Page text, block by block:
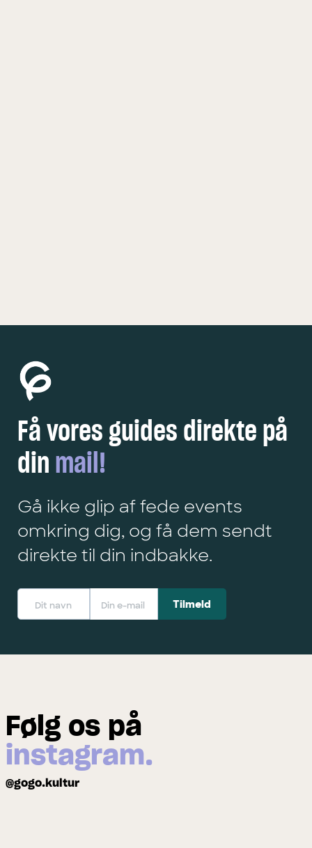
Få vores guides direkte på
din mail!
Gå ikke glip af fede events
omkring dig, og få dem sendt
direkte til din indbakke.
Følg os på
instagram.
@gogo.kultur